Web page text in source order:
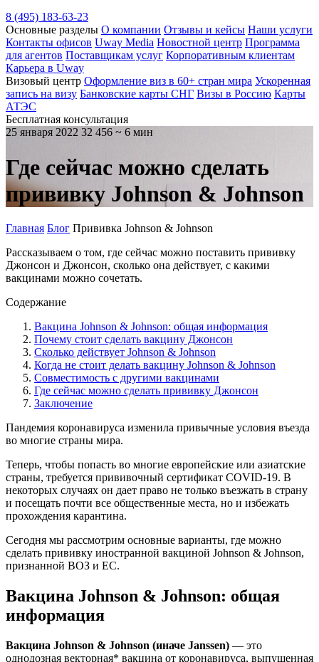
8 (495) 183-63-23
Основные разделы О компании Отзывы и кейсы Наши услуги
Контакты офисов Uway Media Новостной центр Программа
для агентов Поставщикам услуг Корпоративным клиентам
Карьера в Uway
Визовый центр Оформление виз в 60+ стран мира Ускоренная
запись на визу Банковские карты СНГ Визы в Россию Карты
АТЭС
Бесплатная консультация
25 января 2022 32 456 ~ 6 мин
Где сейчас можно сделать
прививку Johnson & Johnson
Главная Блог Прививка Johnson & Johnson
Рассказываем о том, где сейчас можно поставить прививку
Джонсон и Джонсон, сколько она действует, с какими
вакцинами можно сочетать.
Содержание
Вакцина Johnson & Johnson: общая информация
Почему стоит сделать вакцину Джонсон
Сколько действует Johnson & Johnson
Когда не стоит делать вакцину Johnson & Johnson
Совместимость с другими вакцинами
Где сейчас можно сделать прививку Джонсон
Заключение
Пандемия коронавируса изменила привычные условия въезда
во многие страны мира.
Теперь, чтобы попасть во многие европейские или азиатские
страны, требуется прививочный сертификат COVID-19. В
некоторых случаях он дает право не только въезжать в страну
и посещать почти все общественные места, но и избежать
прохождения карантина.
Сегодня мы рассмотрим основные варианты, где можно
сделать прививку иностранной вакциной Johnson & Johnson,
признанной ВОЗ и ЕС.
Вакцина Johnson & Johnson: общая
информация
Вакцина Johnson & Johnson (иначе Janssen) — это
однодозная векторная* вакцина от коронавируса, выпущенная